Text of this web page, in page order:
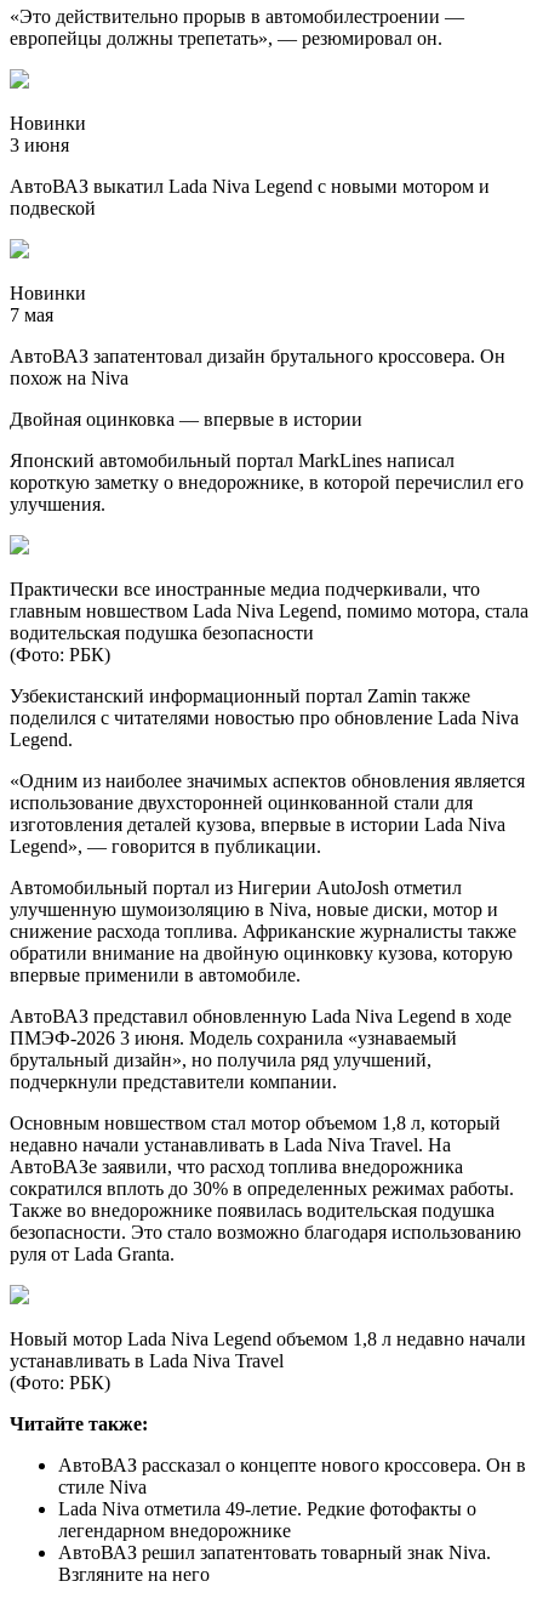
«Это действительно прорыв в автомобилестроении —
европейцы должны трепетать», — резюмировал он.
Новинки
3 июня
АвтоВАЗ выкатил Lada Niva Legend с новыми мотором и
подвеской
Новинки
7 мая
АвтоВАЗ запатентовал дизайн брутального кроссовера. Он
похож на Niva
Двойная оцинковка — впервые в истории
Японский автомобильный портал MarkLines написал
короткую заметку о внедорожнике, в которой перечислил его
улучшения.
Практически все иностранные медиа подчеркивали, что
главным новшеством Lada Niva Legend, помимо мотора, стала
водительская подушка безопасности
(Фото: РБК)
Узбекистанский информационный портал Zamin также
поделился с читателями новостью про обновление Lada Niva
Legend.
«Одним из наиболее значимых аспектов обновления является
использование двухсторонней оцинкованной стали для
изготовления деталей кузова, впервые в истории Lada Niva
Legend», — говорится в публикации.
Автомобильный портал из Нигерии AutoJosh отметил
улучшенную шумоизоляцию в Niva, новые диски, мотор и
снижение расхода топлива. Африканские журналисты также
обратили внимание на двойную оцинковку кузова, которую
впервые применили в автомобиле.
АвтоВАЗ представил обновленную Lada Niva Legend в ходе
ПМЭФ-2026 3 июня. Модель сохранила «узнаваемый
брутальный дизайн», но получила ряд улучшений,
подчеркнули представители компании.
Основным новшеством стал мотор объемом 1,8 л, который
недавно начали устанавливать в Lada Niva Travel. На
АвтоВАЗе заявили, что расход топлива внедорожника
сократился вплоть до 30% в определенных режимах работы.
Также во внедорожнике появилась водительская подушка
безопасности. Это стало возможно благодаря использованию
руля от Lada Granta.
Новый мотор Lada Niva Legend объемом 1,8 л недавно начали
устанавливать в Lada Niva Travel
(Фото: РБК)
Читайте также:
АвтоВАЗ рассказал о концепте нового кроссовера. Он в
стиле Niva
Lada Niva отметила 49-летие. Редкие фотофакты о
легендарном внедорожнике
АвтоВАЗ решил запатентовать товарный знак Niva.
Взгляните на него